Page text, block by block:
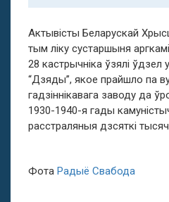
Актывісты Беларускай
тым ліку сустаршыня
28 кастрычніка ўзялі
“Дзяды”, якое прайшло па
гадзіннікавага заводу да
1930-1940-я гады
расстраляныя дзсяткі
Фота Радыё Свабода